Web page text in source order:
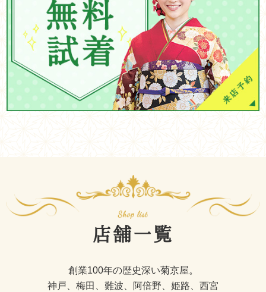
店舗一覧
創業100年の歴史深い菊京屋。
神戸、梅田、難波、阿倍野、姫路、西宮